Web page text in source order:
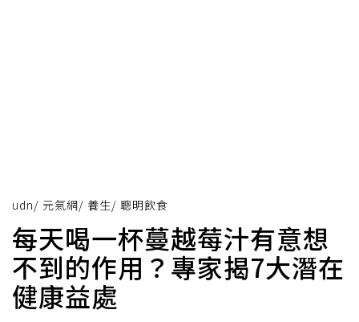
udn/ 元氣網/ 養生/ 聰明飲食
每天喝一杯蔓越莓汁有意想
不到的作用？專家揭7大潛在
健康益處